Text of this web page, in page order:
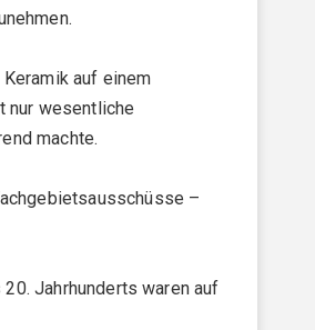
auf einem
nur wesentliche
machte.
–
Jahrhunderts waren auf